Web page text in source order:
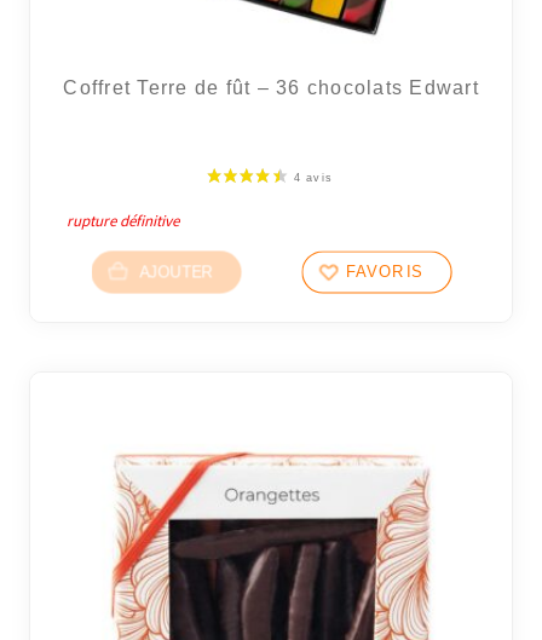
Coffret Terre de fût – 36 chocolats Edwart
rupture définitive
AJOUTER FAVORIS